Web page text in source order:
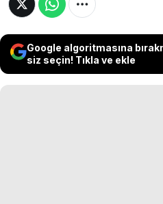
Google algoritmasına
siz seçin! Tıkla ve ekle